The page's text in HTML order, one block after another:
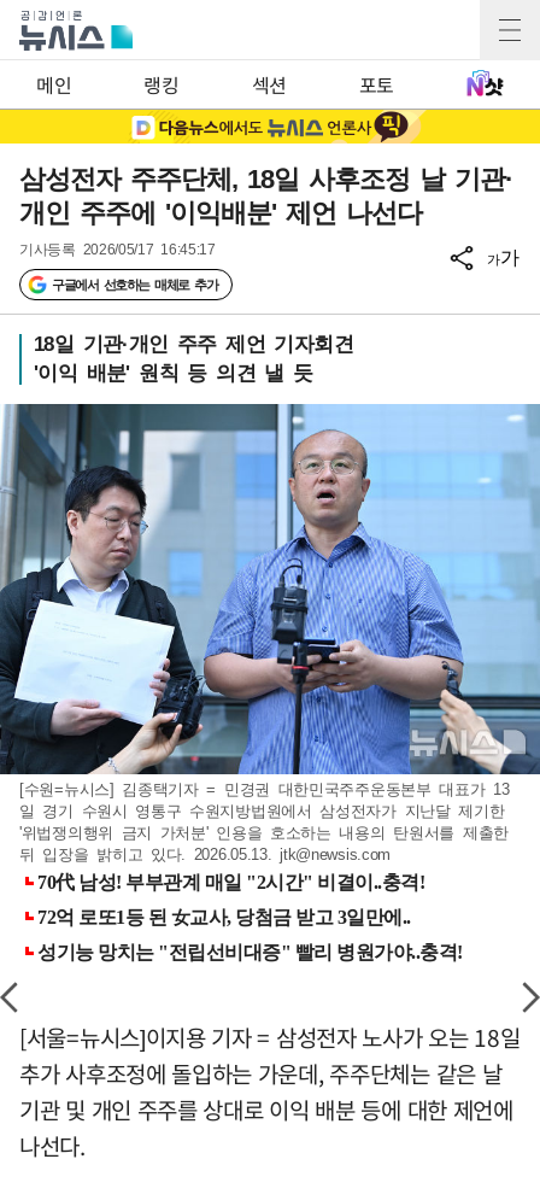
메인 랭킹 섹션 포토
삼성전자 주주단체, 18일 사후조정 날 기관·
개인 주주에 '이익배분' 제언 나선다
기사등록 2026/05/17 16:45:17
구글에서 선호하는 매체로 추가
가가
18일 기관·개인 주주 제언 기자회견
'이익 배분' 원칙 등 의견 낼 듯
[수원=뉴시스] 김종택기자 = 민경권 대한민국주주운동본부 대표가 13
일 경기 수원시 영통구 수원지방법원에서 삼성전자가 지난달 제기한
'위법쟁의행위 금지 가처분' 인용을 호소하는 내용의 탄원서를 제출한
뒤 입장을 밝히고 있다. 2026.05.13. jtk@newsis.com
[서울=뉴시스]이지용 기자 = 삼성전자 노사가 오는 18일
추가 사후조정에 돌입하는 가운데, 주주단체는 같은 날
기관 및 개인 주주를 상대로 이익 배분 등에 대한 제언에
나선다.